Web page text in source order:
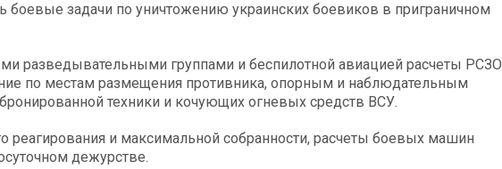
задачи по уничтожению украинских боевиков в приграничном
разведывательными группами и беспилотной авиацией расчеты РСЗО
по местам размещения противника, опорным и наблюдательным
техники и кочующих огневых средств ВСУ.
реагирования и максимальной собранности, расчеты боевых машин
дежурстве.